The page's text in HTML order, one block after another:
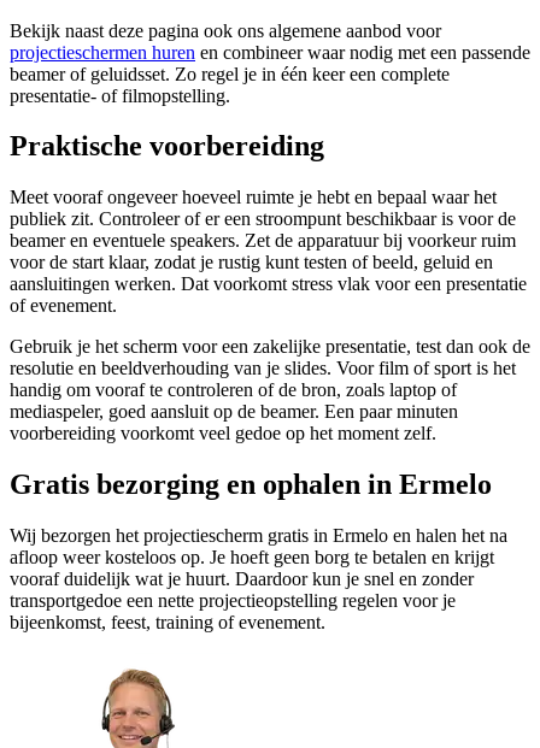
Bekijk naast deze pagina ook ons algemene aanbod voor
projectieschermen huren en combineer waar nodig met een passende
beamer of geluidsset. Zo regel je in één keer een complete
presentatie- of filmopstelling.
Praktische voorbereiding
Meet vooraf ongeveer hoeveel ruimte je hebt en bepaal waar het
publiek zit. Controleer of er een stroompunt beschikbaar is voor de
beamer en eventuele speakers. Zet de apparatuur bij voorkeur ruim
voor de start klaar, zodat je rustig kunt testen of beeld, geluid en
aansluitingen werken. Dat voorkomt stress vlak voor een presentatie
of evenement.
Gebruik je het scherm voor een zakelijke presentatie, test dan ook de
resolutie en beeldverhouding van je slides. Voor film of sport is het
handig om vooraf te controleren of de bron, zoals laptop of
mediaspeler, goed aansluit op de beamer. Een paar minuten
voorbereiding voorkomt veel gedoe op het moment zelf.
Gratis bezorging en ophalen in Ermelo
Wij bezorgen het projectiescherm gratis in Ermelo en halen het na
afloop weer kosteloos op. Je hoeft geen borg te betalen en krijgt
vooraf duidelijk wat je huurt. Daardoor kun je snel en zonder
transportgedoe een nette projectieopstelling regelen voor je
bijeenkomst, feest, training of evenement.